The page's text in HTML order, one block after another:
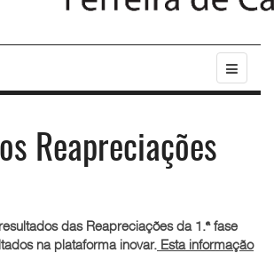
Reapreciações
resultados das Reapreciações da 1.ª fase
na plataforma inovar. Esta informação